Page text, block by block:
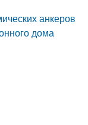
анкеров
дома